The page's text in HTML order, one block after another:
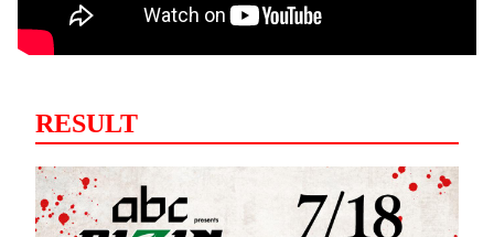
RESULT